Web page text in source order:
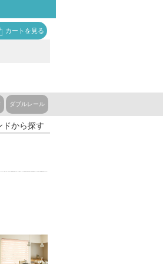
カートを見る
ダブルレール
ドから探す